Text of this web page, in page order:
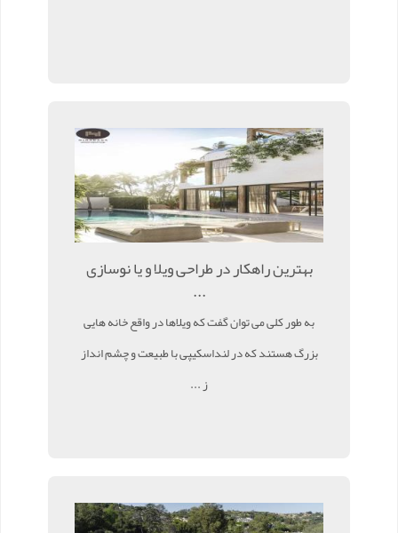
بهترین راهکار در طراحی ویلا و یا نوسازی
...
به طور کلی می توان گفت که ویلاها در واقع خانه هایی
بزرگ هستند که در لنداسکیپی با طبیعت و چشم انداز
ز ...